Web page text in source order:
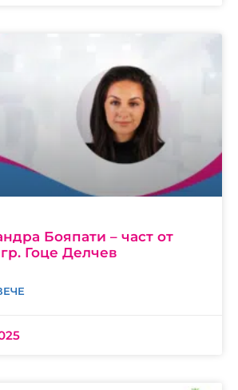
Бояпати – част от
Гоце Делчев